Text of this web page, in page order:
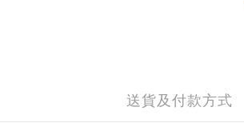
送貨及付款方式